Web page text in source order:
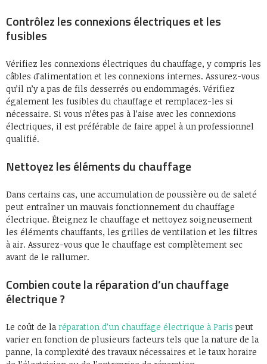
Contrôlez les connexions électriques et les
fusibles
Vérifiez les connexions électriques du chauffage, y compris les
câbles d’alimentation et les connexions internes. Assurez-vous
qu’il n’y a pas de fils desserrés ou endommagés. Vérifiez
également les fusibles du chauffage et remplacez-les si
nécessaire. Si vous n’êtes pas à l’aise avec les connexions
électriques, il est préférable de faire appel à un professionnel
qualifié.
Nettoyez les éléments du chauffage
Dans certains cas, une accumulation de poussière ou de saleté
peut entraîner un mauvais fonctionnement du chauffage
électrique. Éteignez le chauffage et nettoyez soigneusement
les éléments chauffants, les grilles de ventilation et les filtres
à air. Assurez-vous que le chauffage est complètement sec
avant de le rallumer.
Combien coute la réparation d’un chauffage
électrique ?
Le coût de la réparation d’un chauffage électrique à Paris peut
varier en fonction de plusieurs facteurs tels que la nature de la
panne, la complexité des travaux nécessaires et le taux horaire